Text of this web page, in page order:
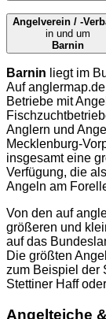
Angelverein / -
in und um
Barnin
Barnin liegt im
Aufanglermap.de
Betriebe mit
Anglern und
Mecklenburg-
insgesamt eine
Verfügung, die
Angeln am
Von den auf
größeren und
auf das
Die größten
zum Beispiel der
Stettiner Haff
Angelteiche